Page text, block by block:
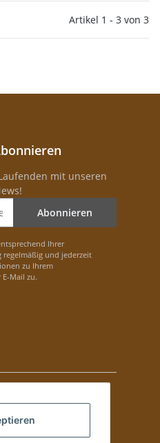
Artikel 1 - 3 von 3
mit unseren
Abonnieren
Ihrer
regelmäßig und jederzeit
zu Ihrem
Mail zu.